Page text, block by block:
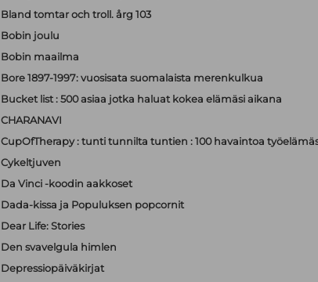
Bland tomtar och troll. årg 103
Bobin joulu
Bobin maailma
Bore 1897-1997: vuosisata suomalaista merenkulkua
Bucket list : 500 asiaa jotka haluat kokea elämäsi aikana
CHARANAVI
CupOfTherapy : tunti tunnilta tuntien : 100 havaintoa
Cykeltjuven
Da Vinci -koodin aakkoset
Dada-kissa ja Populuksen popcornit
Dear Life: Stories
Den svavelgula himlen
Depressiopäiväkirjat